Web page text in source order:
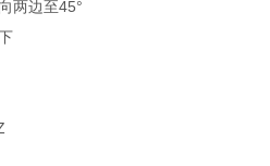
两边至45°